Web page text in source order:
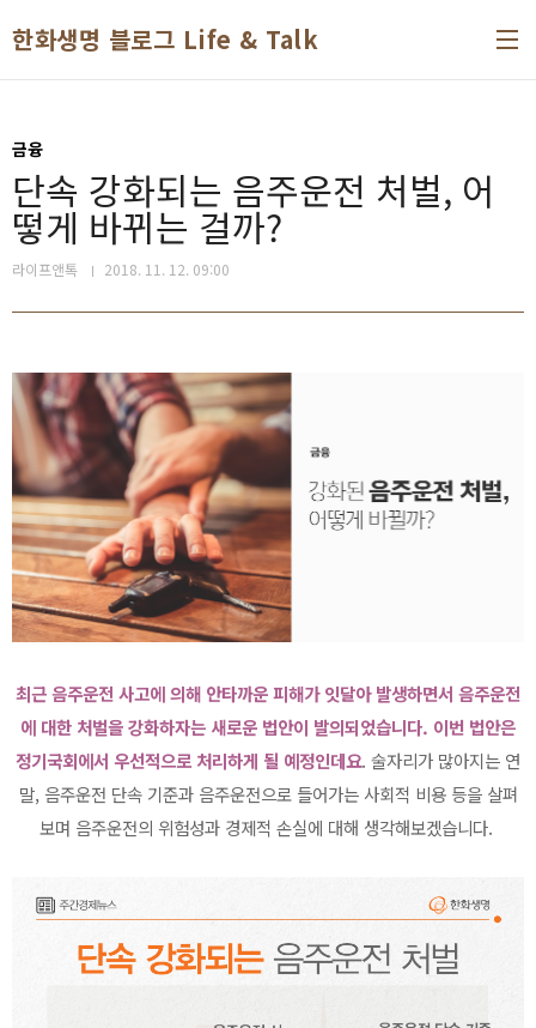
한화생명 블로그 Life & Talk
금융
단속 강화되는 음주운전 처벌, 어
떻게 바뀌는 걸까?
라이프앤톡 2018. 11. 12. 09:00
최근 음주운전 사고에 의해 안타까운 피해가 잇달아 발생하면서 음주운전
에 대한 처벌을 강화하자는 새로운 법안이 발의되었습니다. 이번 법안은
정기국회에서 우선적으로 처리하게 될 예정인데요. 술자리가 많아지는 연
말, 음주운전 단속 기준과 음주운전으로 들어가는 사회적 비용 등을 살펴
보며 음주운전의 위험성과 경제적 손실에 대해 생각해보겠습니다.